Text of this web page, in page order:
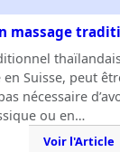
massage
Suisse, peut
nécessaire
ou en…
Voir l'Article